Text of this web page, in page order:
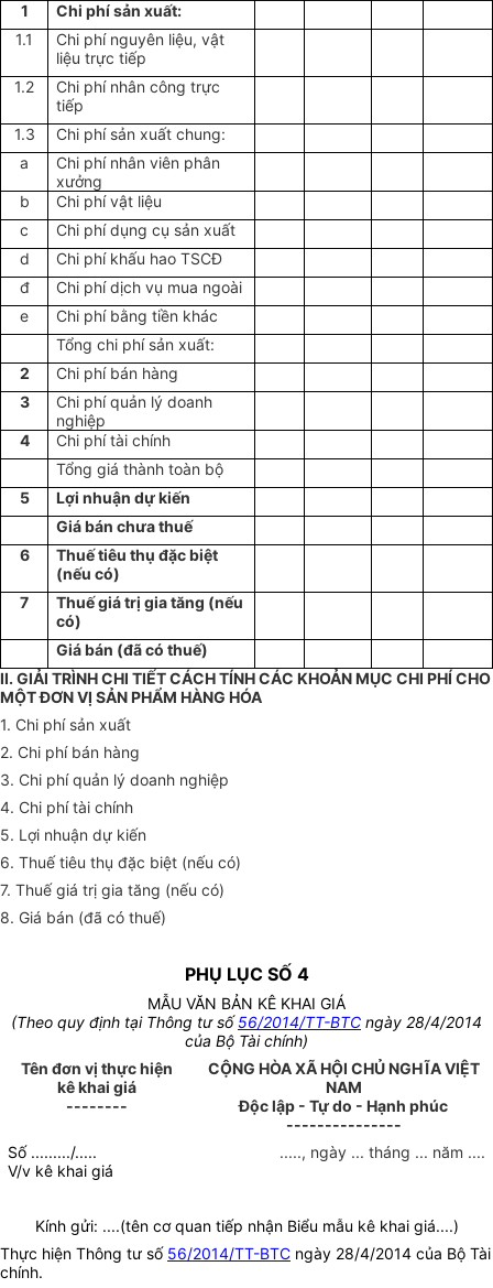
1
Chi phí sản xuất:
1.1
Chi phí nguyên liệu, vật
liệu trực tiếp
1.2
Chi phí nhân công trực
tiếp
1.3
Chi phí sản xuất chung:
a
Chi phí nhân viên phân
xưởng
b
Chi phí vật liệu
c
Chi phí dụng cụ sản xuất
d
Chi phí khấu hao TSCĐ
đ
Chi phí dịch vụ mua ngoài
e
Chi phí bằng tiền khác
Tổng chi phí sản xuất:
2
Chi phí bán hàng
3
Chi phí quản lý doanh
nghiệp
4
Chi phí tài chính
Tổng giá thành toàn bộ
5
Lợi nhuận dự kiến
Giá bán chưa thuế
6
Thuế tiêu thụ đặc biệt
(nếu có)
7
Thuế giá trị gia tăng (nếu
có)
Giá bán (đã có thuế)
II. GIẢI TRÌNH CHI TIẾT CÁCH TÍNH CÁC KHOẢN MỤC CHI PHÍ CHO
MỘT ĐƠN VỊ SẢN PHẨM HÀNG HÓA
1. Chi phí sản xuất
2. Chi phí bán hàng
3. Chi phí quản lý doanh nghiệp
4. Chi phí tài chính
5. Lợi nhuận dự kiến
6. Thuế tiêu thụ đặc biệt (nếu có)
7. Thuế giá trị gia tăng (nếu có)
8. Giá bán (đã có thuế)
PHỤ LỤC SỐ 4
MẪU VĂN BẢN KÊ KHAI GIÁ
(Theo quy định tại Thông tư số56/2014/TT-BTC ngày 28/4/2014
của Bộ Tài chính)
Tên đơn vị thực hiện
kê khai giá
--------
CỘNG HÒA XÃ HỘI CHỦ NGHĨA VIỆT
NAM
Độc lập - Tự do - Hạnh phúc
---------------
Số ........./.....
V/v kê khai giá
....., ngày ... tháng ... năm ....
Kính gửi: ....(tên cơ quan tiếp nhận Biểu mẫu kê khai giá....)
Thực hiện Thông tư số 56/2014/TT-BTC ngày 28/4/2014 của Bộ Tài
chính.